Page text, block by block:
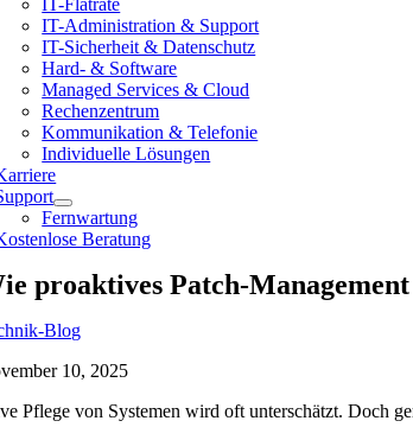
IT-Flatrate
IT-Administration & Support
IT-Sicherheit & Datenschutz
Hard- & Software
Managed Services & Cloud
Rechenzentrum
Kommunikation & Telefonie
Individuelle Lösungen
Fernwartung
Beratung
proaktives Patch-
Blog
10, 2025
Pflege von Systemen wird oft unterschätzt. Doch